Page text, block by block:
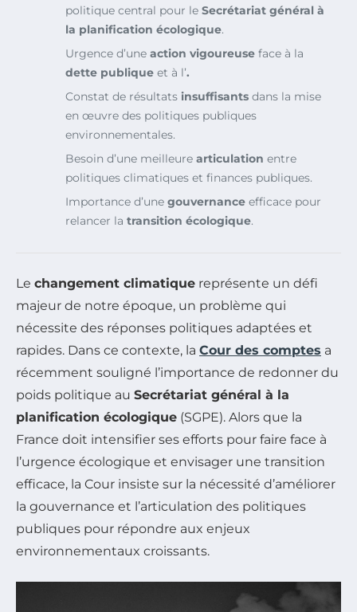
politique central pour le Secrétariat général à
la planification écologique.
Urgence d’une action vigoureuse face à la
dette publique et à l’.
Constat de résultats insuffisants dans la mise
en œuvre des politiques publiques
environnementales.
Besoin d’une meilleure articulation entre
politiques climatiques et finances publiques.
Importance d’une gouvernance efficace pour
relancer la transition écologique.
Le changement climatique représente un défi
majeur de notre époque, un problème qui
nécessite des réponses politiques adaptées et
rapides. Dans ce contexte, la Cour des comptes a
récemment souligné l’importance de redonner du
poids politique au Secrétariat général à la
planification écologique (SGPE). Alors que la
France doit intensifier ses efforts pour faire face à
l’urgence écologique et envisager une transition
efficace, la Cour insiste sur la nécessité d’améliorer
la gouvernance et l’articulation des politiques
publiques pour répondre aux enjeux
environnementaux croissants.